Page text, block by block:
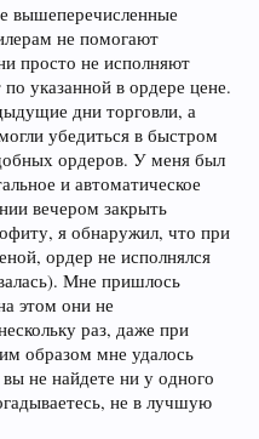
вышеперечисленные
не помогают
просто не исполняют
указанной в ордере цене.
дни торговли, а
убедиться в быстром
ордеров. У меня был
и автоматическое
вечером закрыть
я обнаружил, что при
ордер не исполнялся
Мне пришлось
этом они не
раз, даже при
образом мне удалось
не найдете ни у одного
не в лучшую